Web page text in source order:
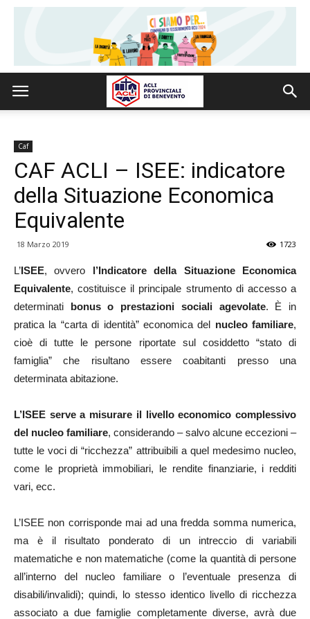
Caf
CAF ACLI – ISEE: indicatore
della Situazione Economica
Equivalente
18 Marzo 2019 1723
L’ISEE, ovvero l’Indicatore della Situazione Economica
Equivalente, costituisce il principale strumento di accesso a
determinati bonus o prestazioni sociali agevolate. È in
pratica la “carta di identità” economica del nucleo familiare,
cioè di tutte le persone riportate sul cosiddetto “stato di
famiglia” che risultano essere coabitanti presso una
determinata abitazione.
L’ISEE serve a misurare il livello economico complessivo
del nucleo familiare, considerando – salvo alcune eccezioni –
tutte le voci di “ricchezza” attribuibili a quel medesimo nucleo,
come le proprietà immobiliari, le rendite finanziarie, i redditi
vari, ecc.
L’ISEE non corrisponde mai ad una fredda somma numerica,
ma è il risultato ponderato di un intreccio di variabili
matematiche e non matematiche (come la quantità di persone
all’interno del nucleo familiare o l’eventuale presenza di
disabili/invalidi); quindi, lo stesso identico livello di ricchezza
associato a due famiglie completamente diverse, avrà due